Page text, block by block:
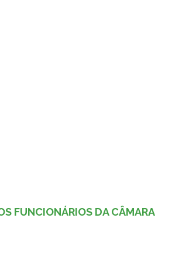
FUNCIONÁRIOS DA CÂMARA